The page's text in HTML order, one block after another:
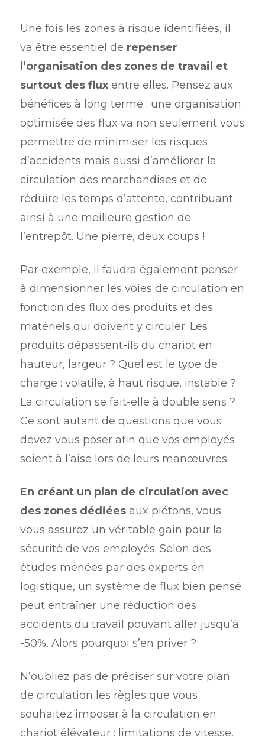
Une fois les zones à risque identifiées, il
va être essentiel de repenser
l’organisation des zones de travail et
surtout des fluxentre elles. Pensez aux
bénéfices à long terme : une organisation
optimisée des flux va non seulement vous
permettre de minimiser les risques
d’accidents mais aussi d’améliorer la
circulation des marchandises et de
réduire les temps d’attente, contribuant
ainsi à une meilleure gestion de
l’entrepôt. Une pierre, deux coups !
Par exemple, il faudra également penser
à dimensionner les voies de circulation en
fonction des flux des produits et des
matériels qui doivent y circuler. Les
produits dépassent-ils du chariot en
hauteur, largeur ? Quel est le type de
charge : volatile, à haut risque, instable ?
La circulation se fait-elle à double sens ?
Ce sont autant de questions que vous
devez vous poser afin que vos employés
soient à l’aise lors de leurs manœuvres.
En créant un plan de circulation avec
des zones dédiéesaux piétons, vous
vous assurez un véritable gain pour la
sécurité de vos employés. Selon des
études menées par des experts en
logistique, un système de flux bien pensé
peut entraîner une réduction des
accidents du travail pouvant aller jusqu’à
-50%. Alors pourquoi s’en priver ?
N’oubliez pas de préciser sur votre plan
de circulation les règles que vous
souhaitez imposer à la circulation en
chariot élévateur : limitations de vitesse,